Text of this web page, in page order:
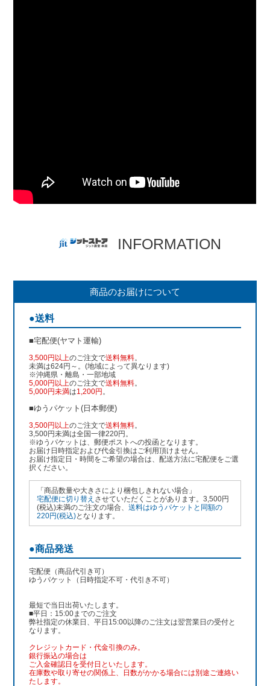
INFORMATION
商品のお届けについて
●送料
■宅配便(ヤマト運輸)
3,500円以上のご注文で送料無料。
未満は624円～。(地域によって異なります)
※沖縄県・離島・一部地域
5,000円以上のご注文で送料無料。
5,000円未満は1,200円 。
■ゆうパケット(日本郵便)
3,500円以上のご注文で送料無料。
3,500円未満は全国一律220円。
※ゆうパケットは、郵便ポストへの投函となります。
お届け日時指定および代金引換はご利用頂けません。
お届け指定日・時間をご希望の場合は、配送方法に宅配便をご選
択ください。
「商品数量や大きさにより梱包しきれない場合」
宅配便に切り替え させていただくことがあります。3,500円
(税込)未満のご注文の場合、送料はゆうパケットと同額の
220円(税込)となります。
●商品発送
宅配便（商品代引き可）
ゆうパケット（日時指定不可・代引き不可）
最短で当日出荷いたします。
■平日：15:00までのご注文
弊社指定の休業日、平日15:00以降のご注文は翌営業日の受付と
なります。
クレジットカード・代金引換のみ。
銀行振込の場合は
ご入金確認日を受付日といたします。
在庫数や取り寄せの関係上、日数がかかる場合には別途ご連絡い
たします。